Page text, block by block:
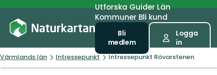
UtforskaGuiderLän
Kommuner Bli kund
Bli
medlem
Logga
in
Värmlands län Intressepunkt Intressepunkt Rövarstenen